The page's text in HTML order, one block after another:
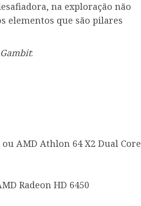
na exploração não
elementos que são pilares
Gambit:
ou AMD Athlon 64 X2 Dual Core
Radeon HD 6450